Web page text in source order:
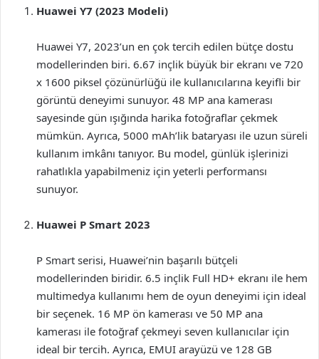
Huawei Y7 (2023 Modeli)
Huawei Y7, 2023’un en çok tercih edilen bütçe dostu
modellerinden biri. 6.67 inçlik büyük bir ekranı ve 720
x 1600 piksel çözünürlüğü ile kullanıcılarına keyifli bir
görüntü deneyimi sunuyor. 48 MP ana kamerası
sayesinde gün ışığında harika fotoğraflar çekmek
mümkün. Ayrıca, 5000 mAh’lik bataryası ile uzun süreli
kullanım imkânı tanıyor. Bu model, günlük işlerinizi
rahatlıkla yapabilmeniz için yeterli performansı
sunuyor.
Huawei P Smart 2023
P Smart serisi, Huawei’nin başarılı bütçeli
modellerinden biridir. 6.5 inçlik Full HD+ ekranı ile hem
multimedya kullanımı hem de oyun deneyimi için ideal
bir seçenek. 16 MP ön kamerası ve 50 MP ana
kamerası ile fotoğraf çekmeyi seven kullanıcılar için
ideal bir tercih. Ayrıca, EMUI arayüzü ve 128 GB